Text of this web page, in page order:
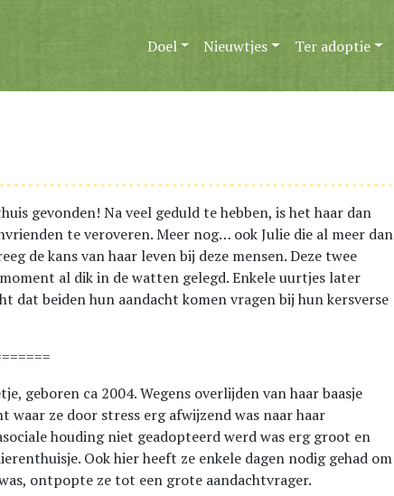
Doel Nieuwtjes Ter adoptie
gevonden! Na veel geduld te hebben, is het haar dan
te veroveren. Meer nog… ook Julie die al meer dan
de kans van haar leven bij deze mensen. Deze twee
al dik in de watten gelegd. Enkele uurtjes later
dat beiden hun aandacht komen vragen bij hun kersverse
geboren ca 2004. Wegens overlijden van haar baasje
waar ze door stress erg afwijzend was naar haar
houding niet geadopteerd werd was erg groot en
Ook hier heeft ze enkele dagen nodig gehad om
ontpopte ze tot een grote aandachtvrager.